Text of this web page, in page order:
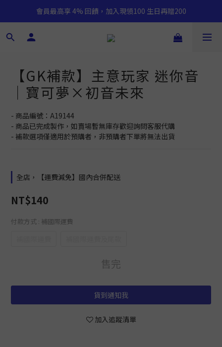
會員最高享 4% 回饋，加入現領100 生日再贈200
【GK補款】主意玩家 迷你音
｜寶可夢×初音未來
- 商品編號：A19144
- 商品已完成製作，如賣場暫無庫存歡迎詢問客服代購
- 補款選項僅適用於預購者，非預購者下單將無法出貨
全店，【運費減免】國內合併配送
NT$140
付款方式 : 補國際運費
售完
貨到通知我
加入追蹤清單